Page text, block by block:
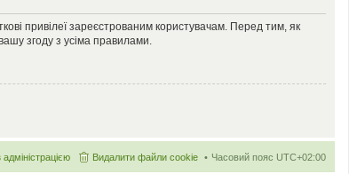
привілеї зареєстрованим користувачам. Перед тим, як
згоду з усіма правилами.
Часовий пояс UTC+02:00
Видалити файли cookie